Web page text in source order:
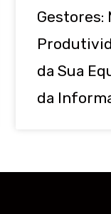
Gestores:
da Sua
da